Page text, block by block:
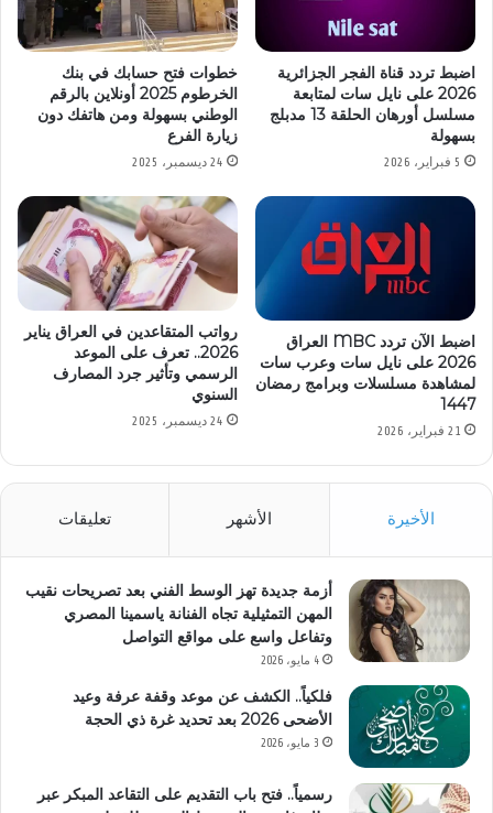
اضبط تردد قناة الفجر الجزائرية
2026 على نايل سات لمتابعة
مسلسل أورهان الحلقة 13 مدبلج
بسهولة
5 فبراير، 2026
خطوات فتح حسابك في بنك
الخرطوم 2025 أونلاين بالرقم
الوطني بسهولة ومن هاتفك دون
زيارة الفرع
24 ديسمبر، 2025
اضبط الآن تردد MBC العراق
2026 على نايل سات وعرب سات
لمشاهدة مسلسلات وبرامج رمضان
1447
21 فبراير، 2026
رواتب المتقاعدين في العراق يناير
2026.. تعرف على الموعد
الرسمي وتأثير جرد المصارف
السنوي
24 ديسمبر، 2025
الأخيرة الأشهر تعليقات
أزمة جديدة تهز الوسط الفني بعد تصريحات نقيب
المهن التمثيلية تجاه الفنانة ياسمينا المصري
وتفاعل واسع على مواقع التواصل
4 مايو، 2026
فلكياً.. الكشف عن موعد وقفة عرفة وعيد
الأضحى 2026 بعد تحديد غرة ذي الحجة
3 مايو، 2026
رسمياً.. فتح باب التقديم على التقاعد المبكر عبر